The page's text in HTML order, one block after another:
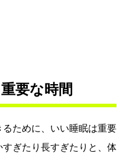
要な時間
ために、いい睡眠は重要
ぎたり長すぎたりと、体